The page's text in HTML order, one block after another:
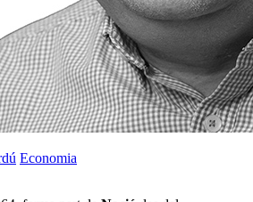
Economia